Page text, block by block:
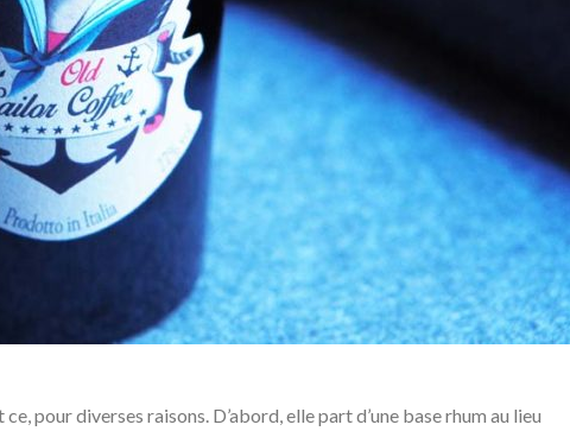
pour diverses raisons. D’abord, elle part d’une base rhum au lieu